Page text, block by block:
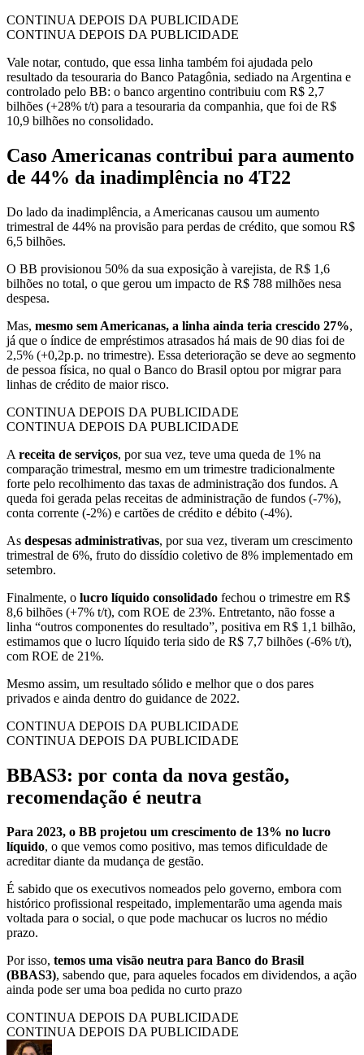
CONTINUA DEPOIS DA PUBLICIDADE
CONTINUA DEPOIS DA PUBLICIDADE
Vale notar, contudo, que essa linha também foi ajudada pelo
resultado da tesouraria do Banco Patagônia, sediado na Argentina e
controlado pelo BB: o banco argentino contribuiu com R$ 2,7
bilhões (+28% t/t) para a tesouraria da companhia, que foi de R$
10,9 bilhões no consolidado.
Caso Americanas contribui para aumento
de 44% da inadimplência no 4T22
Do lado da inadimplência, a Americanas causou um aumento
trimestral de 44% na provisão para perdas de crédito, que somou R$
6,5 bilhões.
O BB provisionou 50% da sua exposição à varejista, de R$ 1,6
bilhões no total, o que gerou um impacto de R$ 788 milhões nesa
despesa.
Mas, mesmo sem Americanas, a linha ainda teria crescido 27%,
já que o índice de empréstimos atrasados há mais de 90 dias foi de
2,5% (+0,2p.p. no trimestre). Essa deterioração se deve ao segmento
de pessoa física, no qual o Banco do Brasil optou por migrar para
linhas de crédito de maior risco.
CONTINUA DEPOIS DA PUBLICIDADE
CONTINUA DEPOIS DA PUBLICIDADE
A receita de serviços, por sua vez, teve uma queda de 1% na
comparação trimestral, mesmo em um trimestre tradicionalmente
forte pelo recolhimento das taxas de administração dos fundos. A
queda foi gerada pelas receitas de administração de fundos (-7%),
conta corrente (-2%) e cartões de crédito e débito (-4%).
As despesas administrativas, por sua vez, tiveram um crescimento
trimestral de 6%, fruto do dissídio coletivo de 8% implementado em
setembro.
Finalmente, o lucro líquido consolidado fechou o trimestre em R$
8,6 bilhões (+7% t/t), com ROE de 23%. Entretanto, não fosse a
linha “outros componentes do resultado”, positiva em R$ 1,1 bilhão,
estimamos que o lucro líquido teria sido de R$ 7,7 bilhões (-6% t/t),
com ROE de 21%.
Mesmo assim, um resultado sólido e melhor que o dos pares
privados e ainda dentro do guidance de 2022.
CONTINUA DEPOIS DA PUBLICIDADE
CONTINUA DEPOIS DA PUBLICIDADE
BBAS3: por conta da nova gestão,
recomendação é neutra
Para 2023, o BB projetou um crescimento de 13% no lucro
líquido, o que vemos como positivo, mas temos dificuldade de
acreditar diante da mudança de gestão.
É sabido que os executivos nomeados pelo governo, embora com
histórico profissional respeitado, implementarão uma agenda mais
voltada para o social, o que pode machucar os lucros no médio
prazo.
Por isso, temos uma visão neutra para Banco do Brasil
(BBAS3), sabendo que, para aqueles focados em dividendos, a ação
ainda pode ser uma boa pedida no curto prazo
CONTINUA DEPOIS DA PUBLICIDADE
CONTINUA DEPOIS DA PUBLICIDADE